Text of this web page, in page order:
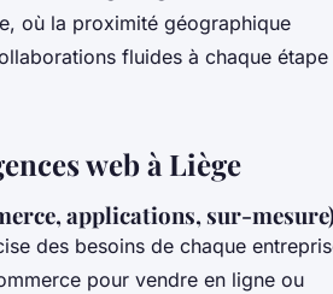
où la proximité géographique
fluides à chaque étape
web à Liège
applications, sur-
des besoins de chaque
pour vendre en ligne ou